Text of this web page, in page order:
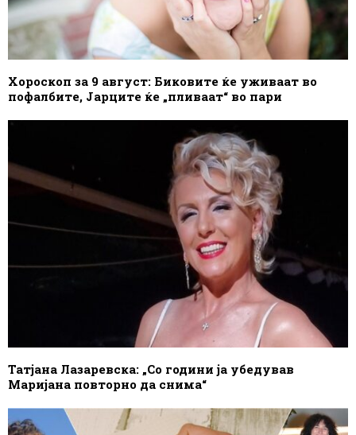
Хороскоп за 9 август: Биковите ќе уживаат во
пофалбите, Јарците ќе „пливаат“ во пари
Татјана Лазаревска: „Со години ја убедував
Маријана повторно да снима“